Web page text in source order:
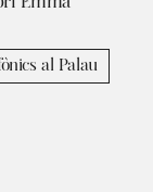
al Palau